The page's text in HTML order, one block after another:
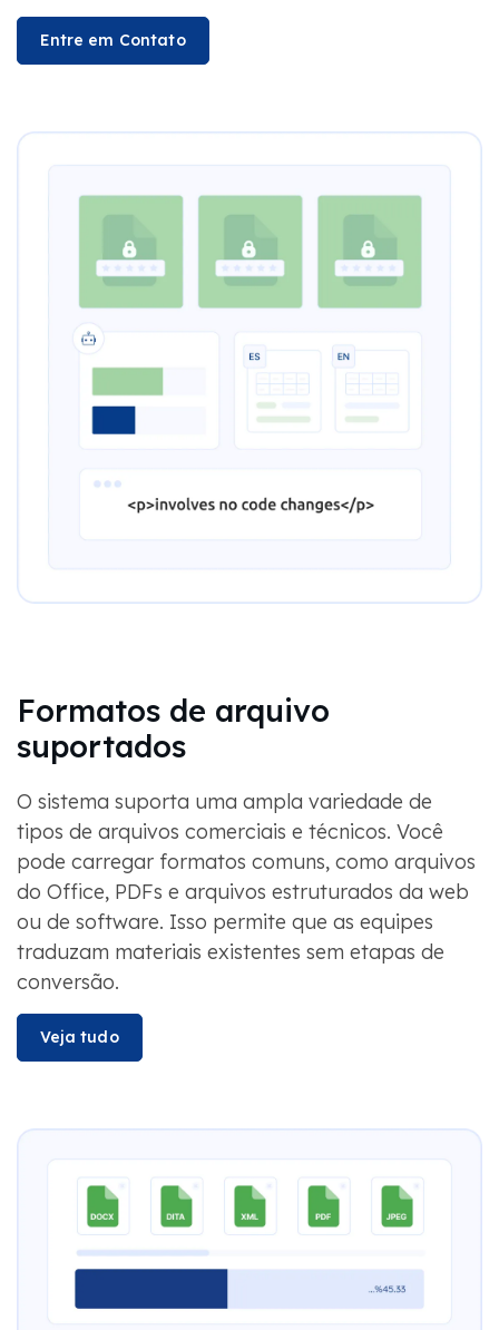
Entre em Contato
Formatos de arquivo
suportados
O sistema suporta uma ampla variedade de
tipos de arquivos comerciais e técnicos. Você
pode carregar formatos comuns, como arquivos
do Office, PDFs e arquivos estruturados da web
ou de software. Isso permite que as equipes
traduzam materiais existentes sem etapas de
conversão.
Veja tudo